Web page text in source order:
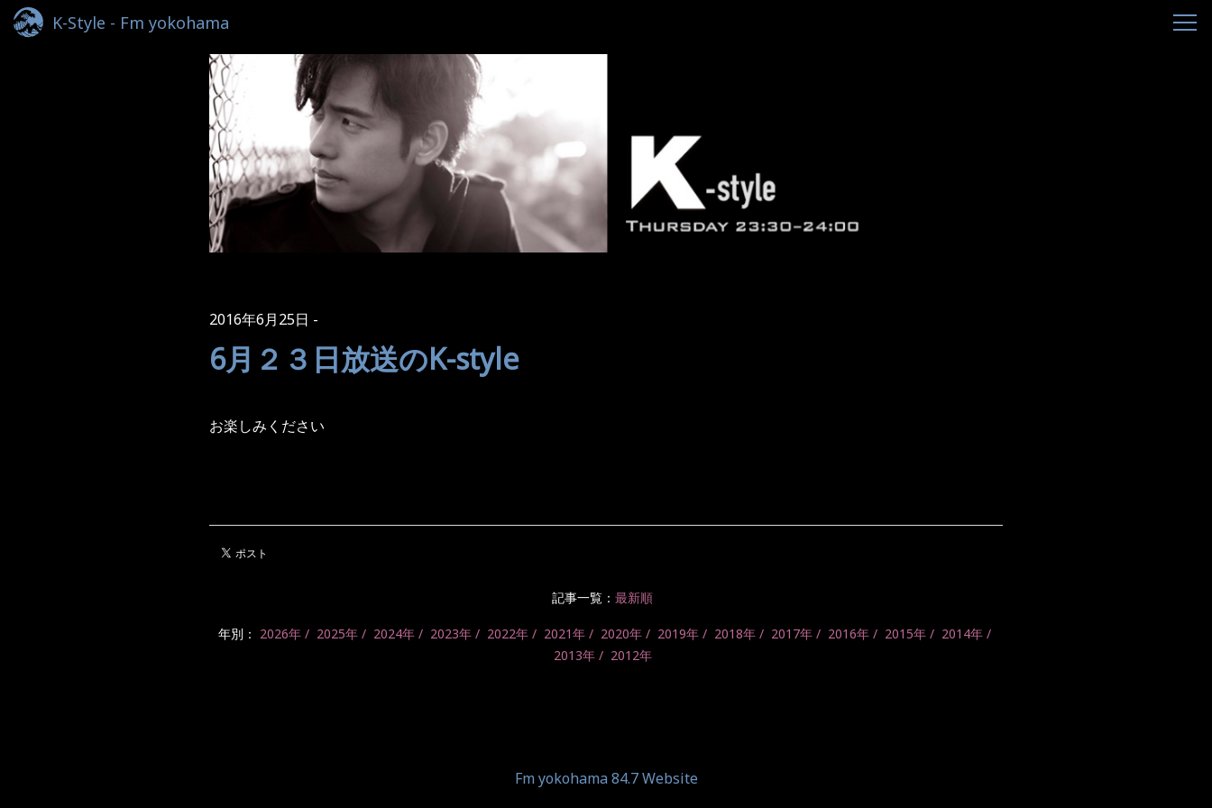
K-Style - Fm yokohama
2016年6月25日
6月２３日放送のK-style
お楽しみください
記事一覧： 最新順
年別： 2026年 2025年 2024年 2023年 2022年 2021年 2020年 2019年 2018年 2017年 2016年 2015年
2014年
2013年
2012年
Fm yokohama 84.7 Website